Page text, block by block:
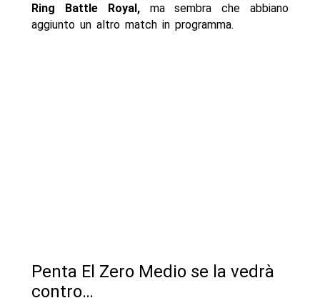
Ring Battle Royal,ma sembra che abbiano
aggiunto un altro match in programma.
Penta El Zero Medio se la vedrà
contro…